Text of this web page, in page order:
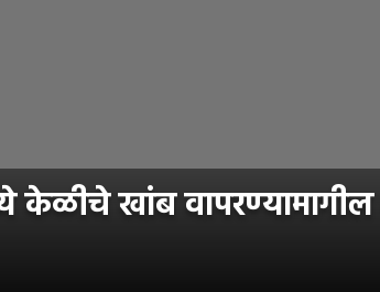
केळीचे खांब